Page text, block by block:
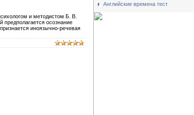
и методистом Б. В.
предполагается осознание
иноязычно-речевая
Английские времена тест